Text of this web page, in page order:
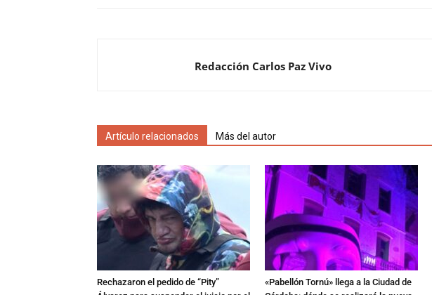
Redacción Carlos Paz Vivo
Artículo relacionados Más del autor
Rechazaron el pedido de “Pity”
«Pabellón Tornú» llega a la Ciudad de